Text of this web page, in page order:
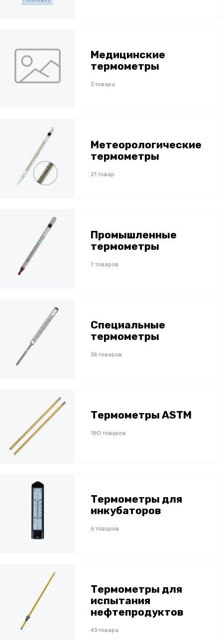
Медицинские
термометры
3 товара
Метеорологические
термометры
21 товар
Промышленные
термометры
7 товаров
Специальные
термометры
36 товаров
Термометры ASTM
180 товаров
Термометры для
инкубаторов
6 товаров
Термометры для
испытания
нефтепродуктов
43 товара